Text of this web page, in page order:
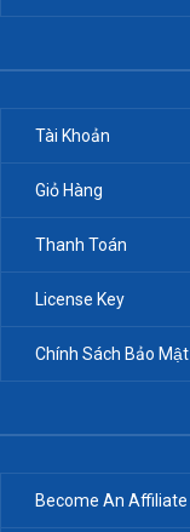
Tài Khoản
Giỏ Hàng
Thanh Toán
License Key
Chính Sách Bảo Mật
Become An Affiliate